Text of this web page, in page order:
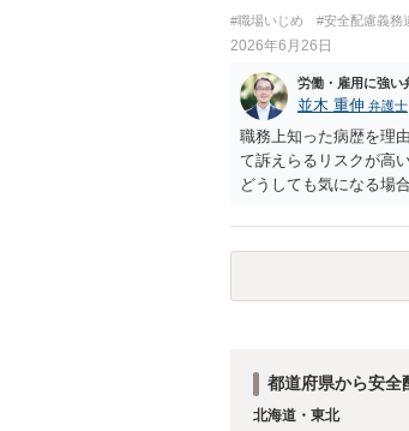
#職場いじめ #安全配慮義務
2026年6月26日
労働・雇用に強い
並木 重伸 弁護士
職務上知った病歴を理
て訴えらるリスクが高
どうしても気になる場
都道府県から安全
北海道・東北